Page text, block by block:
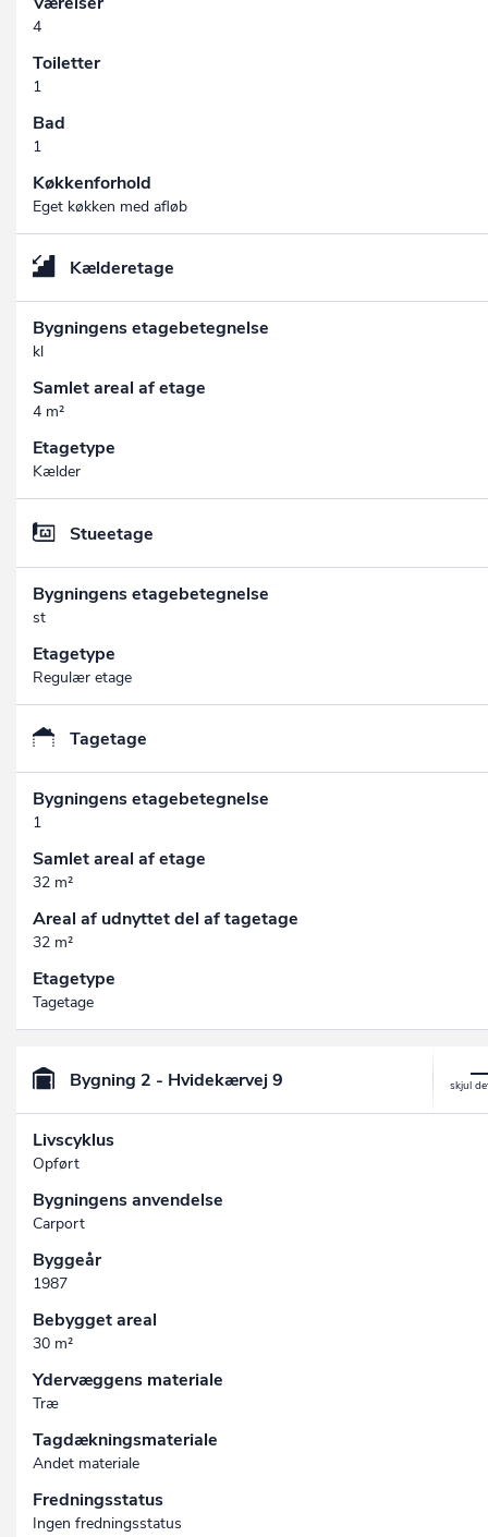
4
Toiletter
1
Bad
1
Køkkenforhold
Eget køkken med afløb
Kælderetage
Bygningens etagebetegnelse
kl
Samlet areal af etage
4 m²
Etagetype
Kælder
Stueetage
Bygningens etagebetegnelse
st
Etagetype
Regulær etage
Tagetage
Bygningens etagebetegnelse
1
Samlet areal af etage
32 m²
Areal af udnyttet del af tagetage
32 m²
Etagetype
Tagetage
Bygning 2 - Hvidekærvej 9
Livscyklus
Opført
Bygningens anvendelse
Carport
Byggeår
1987
Bebygget areal
30 m²
Ydervæggens materiale
Træ
Tagdækningsmateriale
Andet materiale
Fredningsstatus
Ingen fredningsstatus